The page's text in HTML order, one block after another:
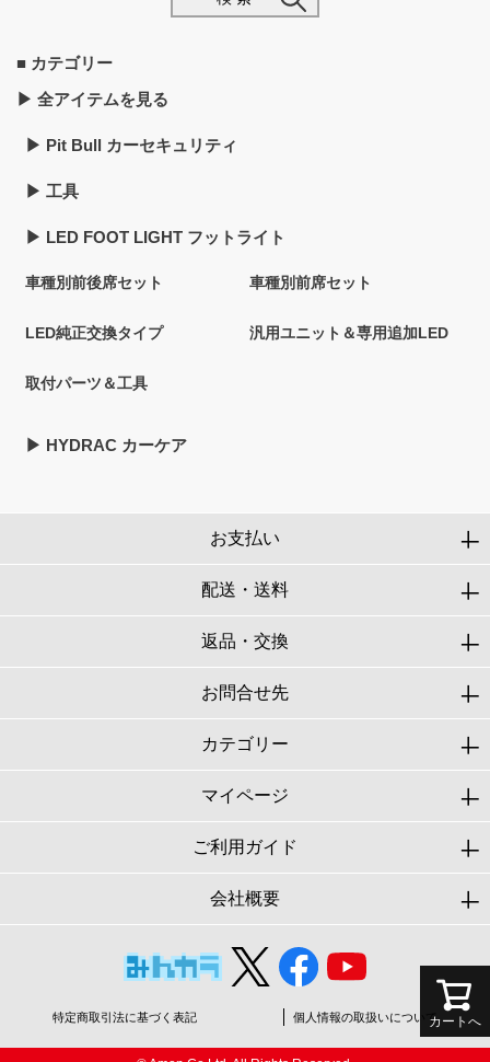
カートへ
■ カテゴリー
▶︎ 全アイテムを見る
▶︎ Pit Bull カーセキュリティ
▶︎ 工具
▶︎ LED FOOT LIGHT フットライト
車種別前後席セット 車種別前席セット
LED純正交換タイプ 汎用ユニット＆専用追加LED
取付パーツ＆工具
▶︎ HYDRAC カーケア
お支払い
配送・送料
返品・交換
お問合せ先
カテゴリー
マイページ
ご利用ガイド
会社概要
特定商取引法に基づく表記 個人情報の取扱いについて